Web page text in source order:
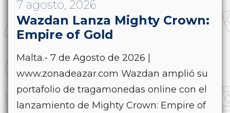
7 agosto, 2026
Wazdan Lanza Mighty Crown:
Empire of Gold
Malta.- 7 de Agosto de 2026 |
www.zonadeazar.com Wazdan amplió su
portafolio de tragamonedas online con el
lanzamiento de Mighty Crown: Empire of